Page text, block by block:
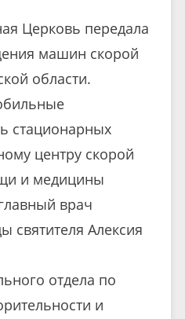
Церковь передала
машин скорой
области.
стационарных
центру скорой
и медицины
врач
святителя Алексия
отдела по
и